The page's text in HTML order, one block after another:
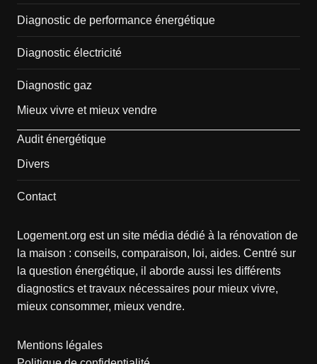
Diagnostic de performance énergétique
Diagnostic électricité
Diagnostic gaz
Mieux vivre et mieux vendre
Audit énergétique
Divers
Contact
Logement.org est un site média dédié à la rénovation de
la maison : conseils, comparaison, loi, aides. Centré sur
la question énergétique, il aborde aussi les différents
diagnostics et travaux nécessaires pour mieux vivre,
mieux consommer, mieux vendre.
Mentions légales